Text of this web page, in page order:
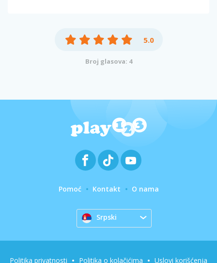
5.0
Broj glasova: 4
Pomoć Kontakt O nama
Srpski
Politika privatnosti Politika o kolačićima Uslovi korišćenja